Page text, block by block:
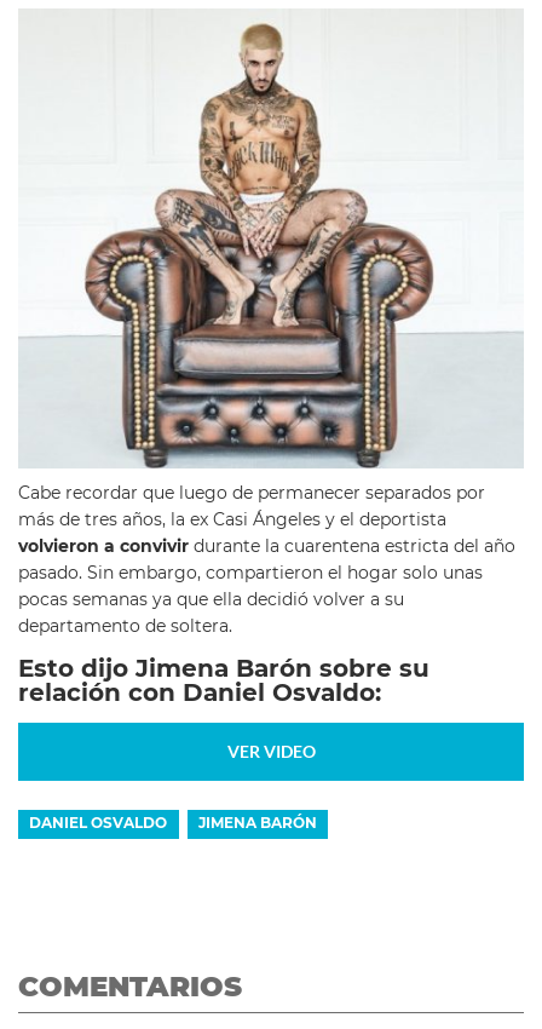
Cabe recordar que luego de permanecer separados por
más de tres años, la ex Casi Ángeles y el deportista
volvieron a convivir durante la cuarentena estricta del año
pasado. Sin embargo, compartieron el hogar solo unas
pocas semanas ya que ella decidió volver a su
departamento de soltera.
Esto dijo Jimena Barón sobre su
relación con Daniel Osvaldo:
VER VIDEO
DANIEL OSVALDO JIMENA BARÓN
COMENTARIOS